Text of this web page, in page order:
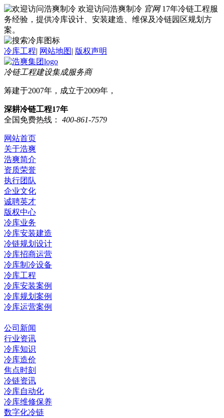
欢迎访问浩爽制冷 官网 17年冷链工程服
务经验，提供冷库设计、安装建造、维保及冷链园区规划方
案。
冷库工程| 网站地图| 版权声明
冷链工程建设集成服务商
筹建于2007年，成立于2009年，
深耕冷链工程17年
全国免费热线：
400-861-7579
网站首页
关于浩爽
浩爽简介
资质荣誉
执行团队
企业文化
诚聘英才
版权中心
冷库业务
冷库安装建造
冷链规划设计
冷库招商运营
冷库制冷设备
冷库工程
冷库安装案例
冷库规划案例
冷库运营案例
公司新闻
行业资讯
冷库知识
冷库造价
焦点时刻
冷链资讯
冷库自动化
冷库维修保养
数字化冷链